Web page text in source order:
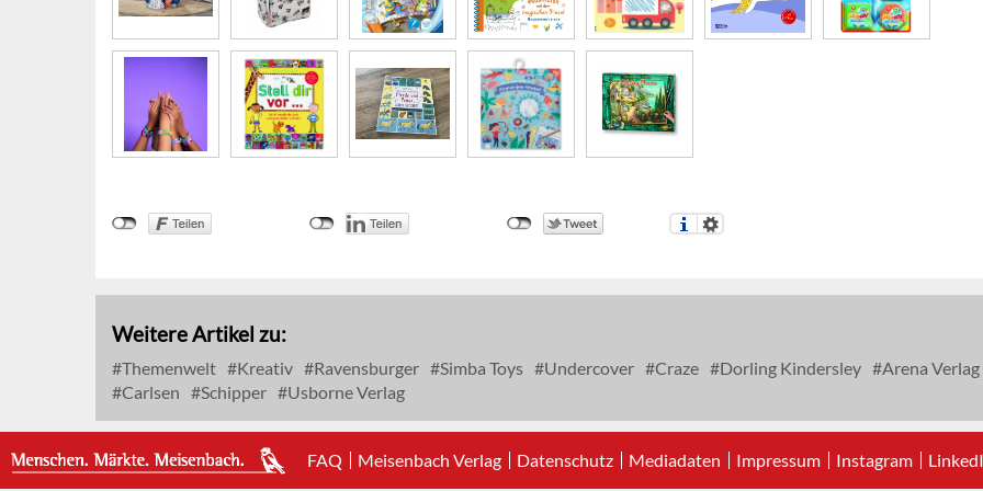
Weitere Artikel zu:
Themenwelt Kreativ Ravensburger Simba Toys Undercover Craze Dorling Kindersley
Arena Verlag
Carlsen
Schipper Usborne Verlag
FAQ Meisenbach Verlag Datenschutz Mediadaten Impressum Instagram